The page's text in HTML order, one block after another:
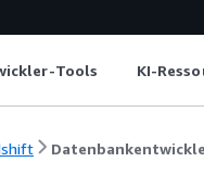
Tools KI-